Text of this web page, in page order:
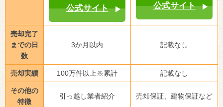
公式サイト 公式サイト
売却完了
までの日
数
3か月以内 記載なし
売却実績 100万件以上※累計 記載なし
その他の
特徴
引っ越し業者紹介 売却保証、建物保証など